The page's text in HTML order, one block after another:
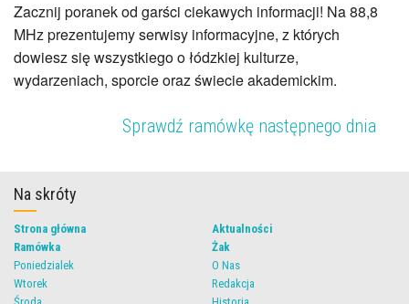
Zacznij poranek od garści ciekawych informacji! Na 88,8
MHz prezentujemy serwisy informacyjne, z których
dowiesz się wszystkiego o łódzkiej kulturze,
wydarzeniach, sporcie oraz świecie akademickim.
Sprawdź ramówkę następnego dnia
Na skróty
Strona główna
Ramówka
Poniedzialek
Wtorek
Aktualności
Żak
O Nas
Redakcja